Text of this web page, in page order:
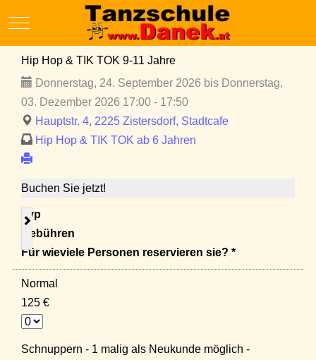
Mobile Menu Toggle
Hip Hop & TIK TOK 9-11 Jahre
Donnerstag, 24. September 2026 bis Donnerstag,
03. Dezember 2026 17:00 - 17:50
Hauptstr. 4, 2225 Zistersdorf, Stadtcafe
Hip Hop & TIK TOK ab 6 Jahren
Buchen Sie jetzt!
Typ
Gebühren
Für wieviele Personen reservieren sie? *
Normal
125 €
Schnuppern - 1 malig als Neukunde möglich -